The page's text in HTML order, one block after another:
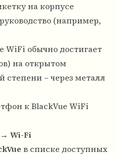
на корпусе
(например,
WiFi обычно достигает
на открытом
степени – через металл
к BlackVue WiFi
Wi-Fi
в списке доступных